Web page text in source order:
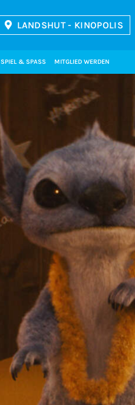
LANDSHUT - KINOPOLIS
SPIEL & SPASS MITGLIED WERDEN